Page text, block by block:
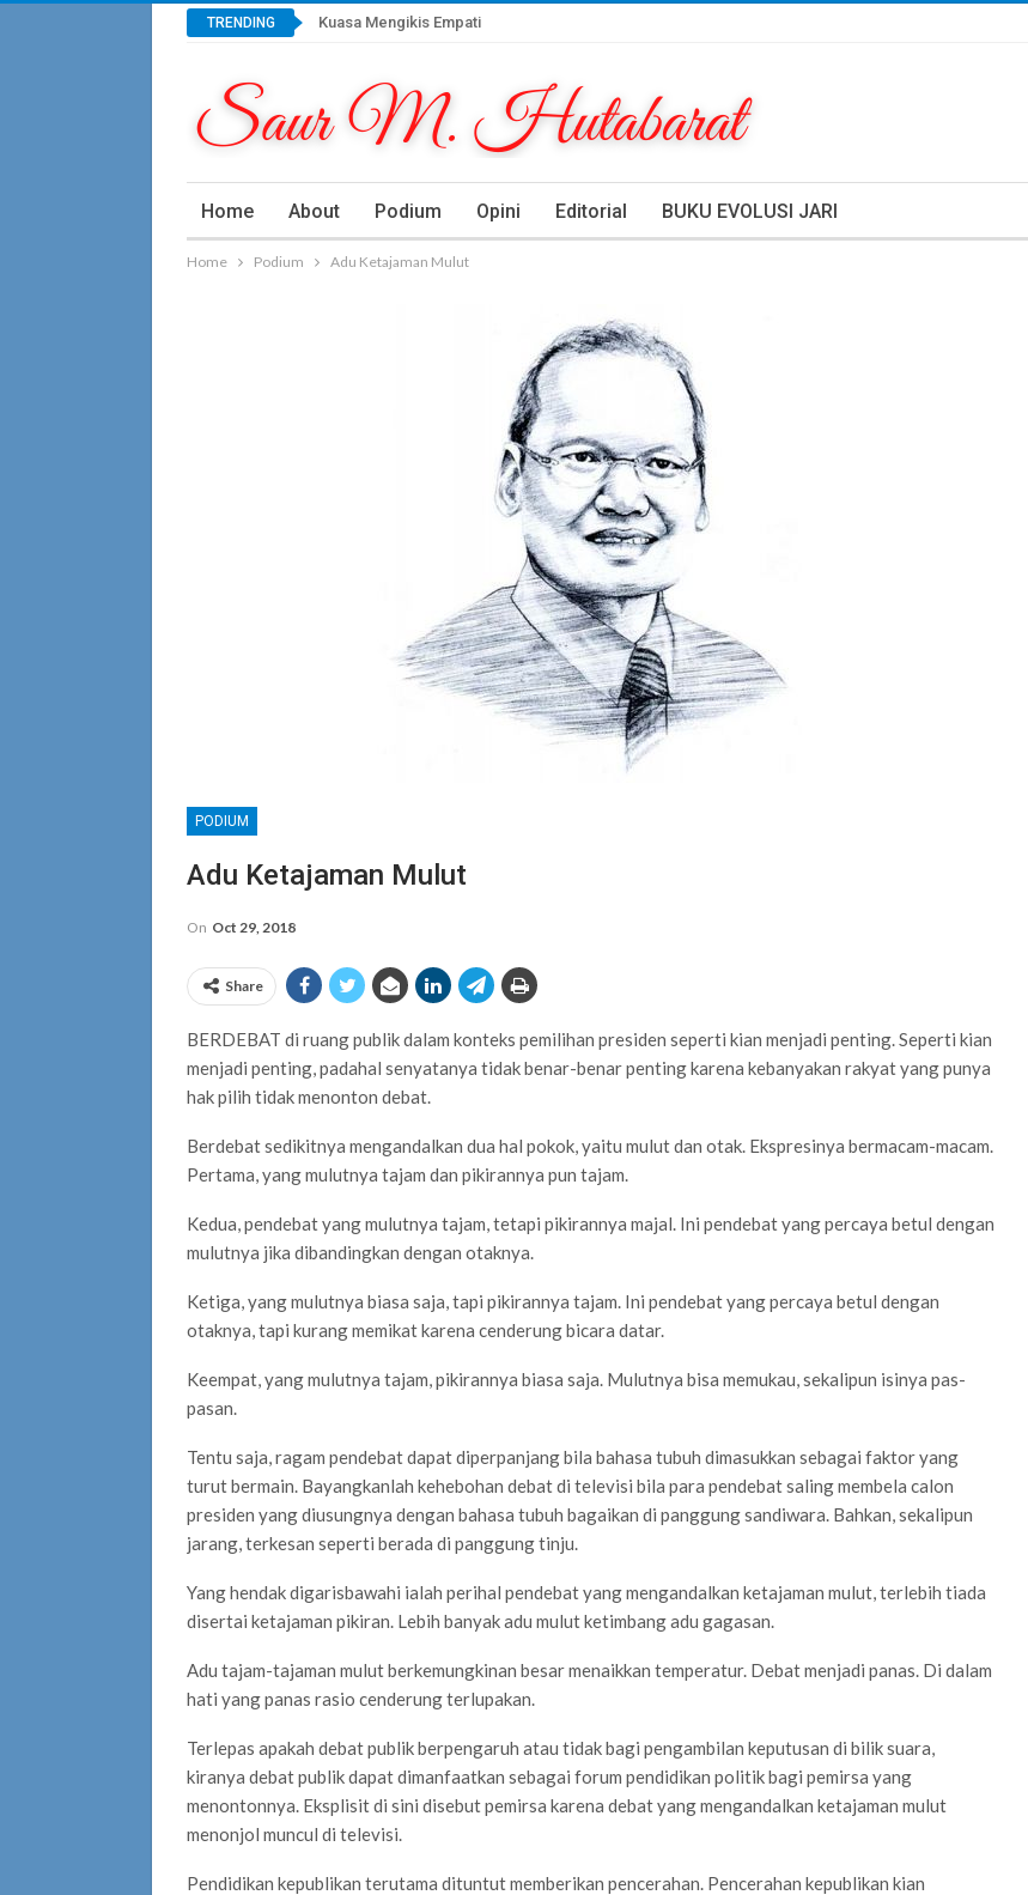
TRENDING Kuasa Mengikis Empati
Home About Podium Opini Editorial BUKU EVOLUSI JARI
Home Podium Adu Ketajaman Mulut
PODIUM
Adu Ketajaman Mulut
On Oct 29, 2018
Share
BERDEBAT di ruang publik dalam konteks pemilihan presiden seperti kian menjadi penting. Seperti kian
menjadi penting, padahal senyatanya tidak benar-benar penting karena kebanyakan rakyat yang punya
hak pilih tidak menonton debat.
Berdebat sedikitnya mengandalkan dua hal pokok, yaitu mulut dan otak. Ekspresinya bermacam-macam.
Pertama, yang mulutnya tajam dan pikirannya pun tajam.
Kedua, pendebat yang mulutnya tajam, tetapi pikirannya majal. Ini pendebat yang percaya betul dengan
mulutnya jika dibandingkan dengan otaknya.
Ketiga, yang mulutnya biasa saja, tapi pikirannya tajam. Ini pendebat yang percaya betul dengan
otaknya, tapi kurang memikat karena cenderung bicara datar.
Keempat, yang mulutnya tajam, pikirannya biasa saja. Mulutnya bisa memukau, sekalipun isinya pas-
pasan.
Tentu saja, ragam pendebat dapat diperpanjang bila bahasa tubuh dimasukkan sebagai faktor yang
turut bermain. Bayangkanlah kehebohan debat di televisi bila para pendebat saling membela calon
presiden yang diusungnya dengan bahasa tubuh bagaikan di panggung sandiwara. Bahkan, sekalipun
jarang, terkesan seperti berada di panggung tinju.
Yang hendak digarisbawahi ialah perihal pendebat yang mengandalkan ketajaman mulut, terlebih tiada
disertai ketajaman pikiran. Lebih banyak adu mulut ketimbang adu gagasan.
Adu tajam-tajaman mulut berkemungkinan besar menaikkan temperatur. Debat menjadi panas. Di dalam
hati yang panas rasio cenderung terlupakan.
Terlepas apakah debat publik berpengaruh atau tidak bagi pengambilan keputusan di bilik suara,
kiranya debat publik dapat dimanfaatkan sebagai forum pendidikan politik bagi pemirsa yang
menontonnya. Eksplisit di sini disebut pemirsa karena debat yang mengandalkan ketajaman mulut
menonjol muncul di televisi.
Pendidikan kepublikan terutama dituntut memberikan pencerahan. Pencerahan kepublikan kian